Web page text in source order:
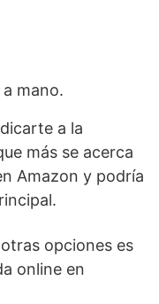
mano.
a la
más se acerca
Amazon y podría
opciones es
online en